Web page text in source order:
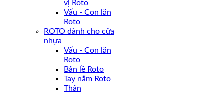
vị Roto
Vấu - Con lăn
Roto
ROTO dành cho cửa
nhựa
Vấu - Con lăn
Roto
Bản lề Roto
Tay nắm Roto
Thân